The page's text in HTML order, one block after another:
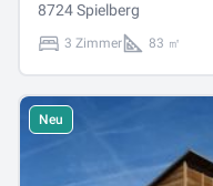
8724 Spielberg
3 Zimmer 83 ㎡
Neu